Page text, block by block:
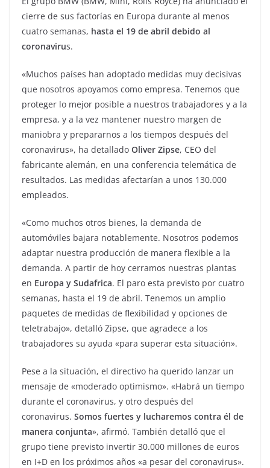
cierre de sus factorías en Europa durante al menos
cuatro semanas, hasta el 19 de abril debido al
coronavirus.
«Muchos países han adoptado medidas muy decisivas
que nosotros apoyamos como empresa. Tenemos que
proteger lo mejor posible a nuestros trabajadores y a la
empresa, y a la vez mantener nuestro margen de
maniobra y prepararnos a los tiempos después del
coronavirus», ha detallado Oliver Zipse, CEO del
fabricante alemán, en una conferencia telemática de
resultados. Las medidas afectarían a unos 130.000
empleados.
«Como muchos otros bienes, la demanda de
automóviles bajara notablemente. Nosotros podemos
adaptar nuestra producción de manera flexible a la
demanda. A partir de hoy cerramos nuestras plantas
en Europa y Sudafrica. El paro esta previsto por cuatro
semanas, hasta el 19 de abril. Tenemos un amplio
paquetes de medidas de flexibilidad y opciones de
teletrabajo», detalló Zipse, que agradece a los
trabajadores su ayuda «para superar esta situación».
Pese a la situación, el directivo ha querido lanzar un
mensaje de «moderado optimismo». «Habrá un tiempo
durante el coronavirus, y otro después del
coronavirus. Somos fuertes y lucharemos contra él de
manera conjunta», afirmó. También detalló que el
grupo tiene previsto invertir 30.000 millones de euros
en I+D en los próximos años «a pesar del coronavirus».